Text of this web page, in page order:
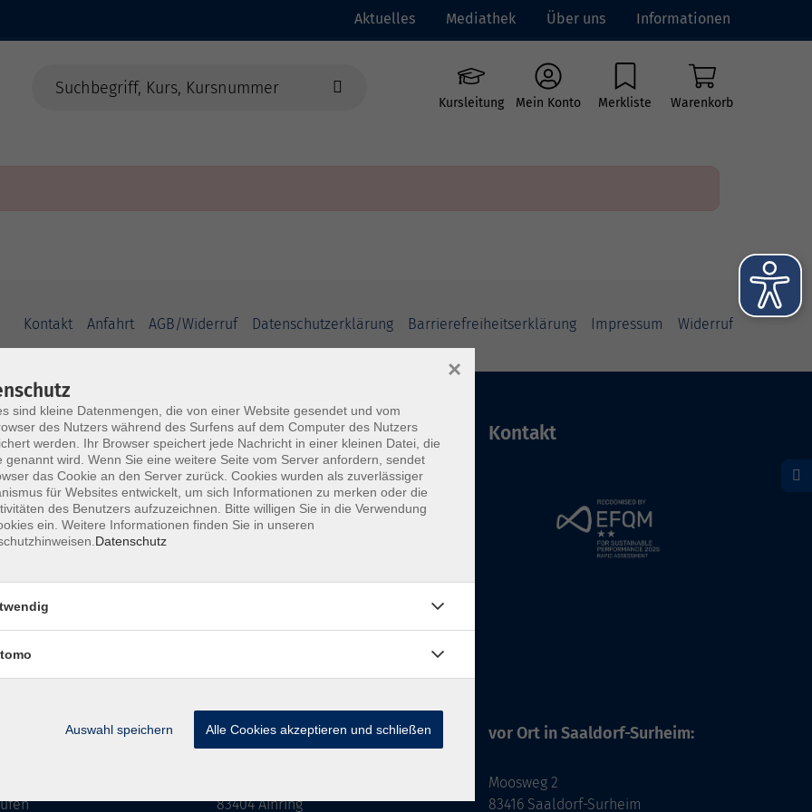
Aktuelles Mediathek Über uns Informationen
Kursleitung Mein Konto Merkliste Warenkorb
Sprachen Grundbildung Neue Kurse
Kontakt Anfahrt AGB/Widerruf Datenschutzerklärung Barrierefreiheitserklärung Impressum Widerruf
& Leben
Inhalte
Aktuelles
Mediathek
Über uns
Kontakt
in Laufen: vor Ort in Ainring:
83404 Ainring
vor Ort in Saaldorf-Surheim:
Moosweg 2
83416 Saaldorf-Surheim
sind kleine Datenmengen, die von einer Website gesendet und vom
des Nutzers während des Surfens auf dem Computer des Nutzers
werden. Ihr Browser speichert jede Nachricht in einer kleinen Datei, die
genannt wird. Wenn Sie eine weitere Seite vom Server anfordern, sendet
das Cookie an den Server zurück. Cookies wurden als zuverlässiger
für Websites entwickelt, um sich Informationen zu merken oder die
des Benutzers aufzuzeichnen. Bitte willigen Sie in die Verwendung
ein. Weitere Informationen finden Sie in unseren
Datenschutz
×
Auswahl speichern Alle Cookies akzeptieren und schließen